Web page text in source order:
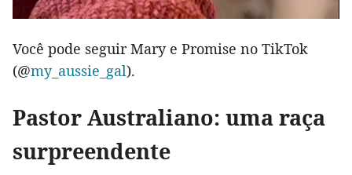
Você pode seguir Mary e Promise no TikTok
(@my_aussie_gal).
Pastor Australiano: uma raça
surpreendente